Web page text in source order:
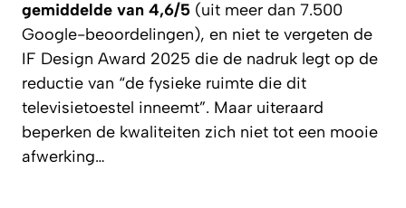
gemiddelde van 4,6/5 (uit meer dan 7.500
Google-beoordelingen), en niet te vergeten de
IF Design Award 2025 die de nadruk legt op de
reductie van “de fysieke ruimte die dit
televisietoestel inneemt”. Maar uiteraard
beperken de kwaliteiten zich niet tot een mooie
afwerking…